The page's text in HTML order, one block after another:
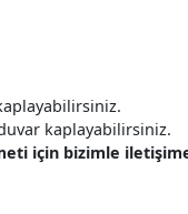
kaplayabilirsiniz.
için bizimle